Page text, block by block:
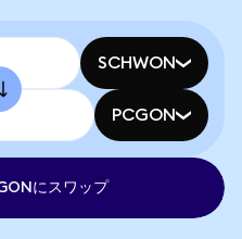
SCHWON
PCGON
にスワップ